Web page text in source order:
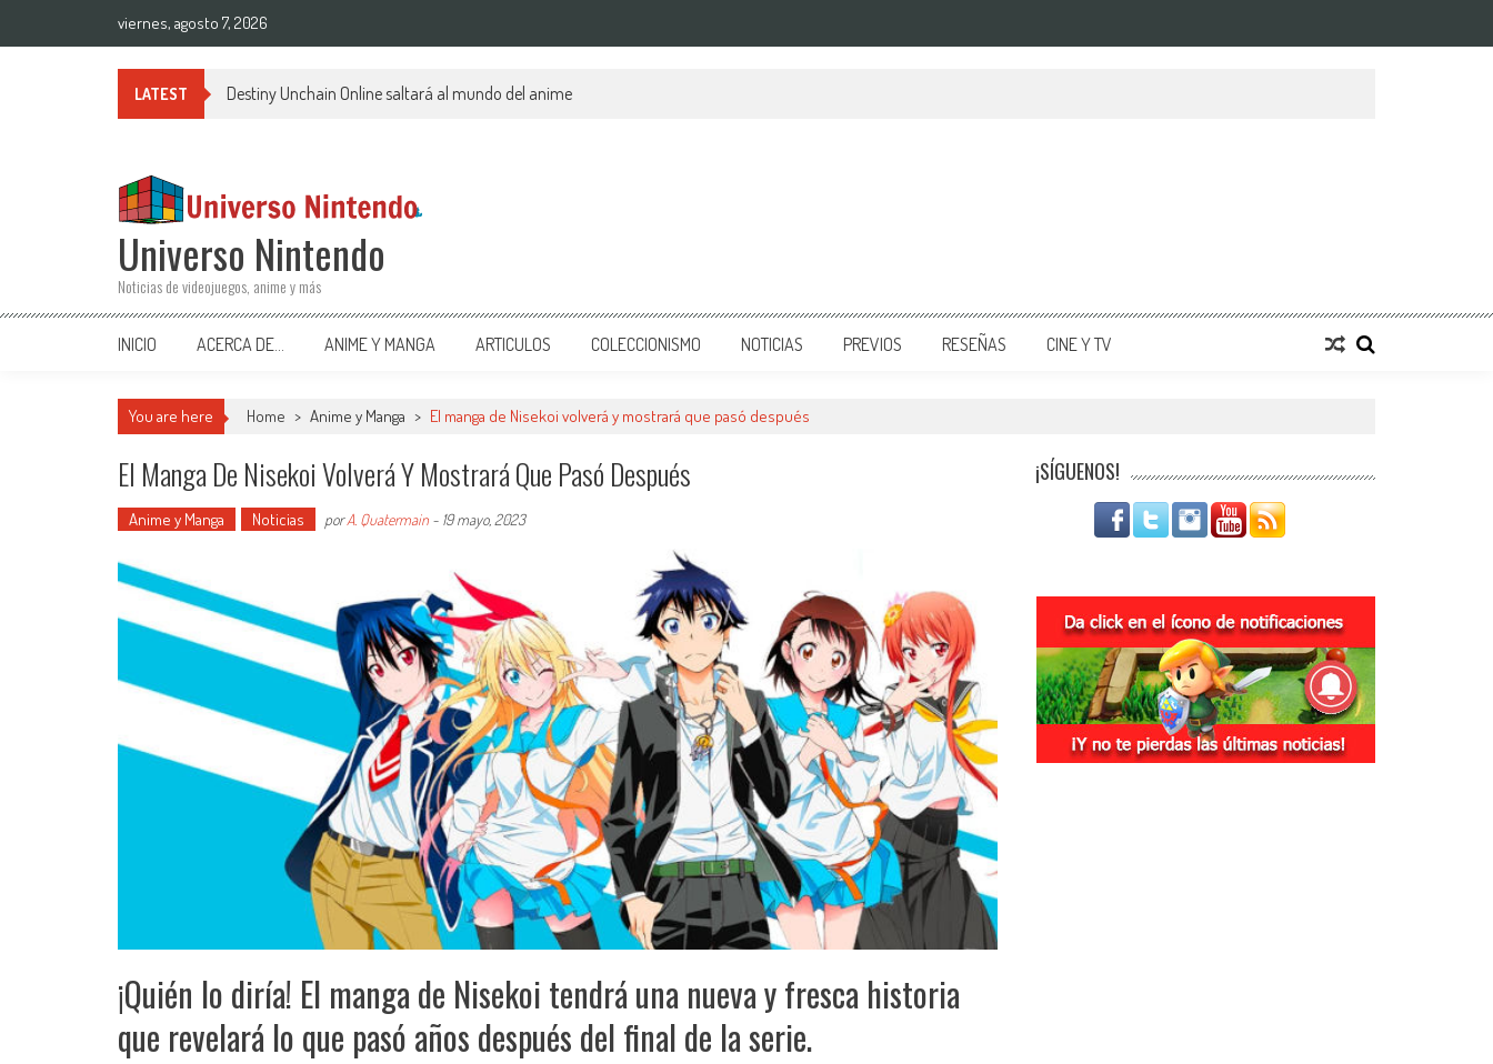
viernes, agosto 7, 2026
LATEST Destiny Unchain Online saltará al mundo del anime
Universo Nintendo
Noticias de videojuegos, anime y más
INICIO ACERCA DE… ANIME Y MANGA ARTICULOS COLECCIONISMO NOTICIAS PREVIOS RESEÑAS CINE Y TV
You are here Home > Anime y Manga > El manga de Nisekoi volverá y mostrará que pasó después
El Manga De Nisekoi Volverá Y Mostrará Que Pasó Después
Anime y Manga Noticias porA. Quatermain - 19 mayo, 2023
¡Quién lo diría! El manga de Nisekoi tendrá una nueva y fresca historia
que revelará lo que pasó años después del final de la serie.
¡SÍGUENOS!